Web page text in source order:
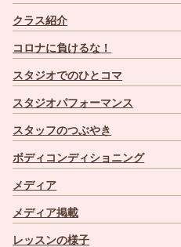
クラス紹介
コロナに負けるな！
スタジオでのひとコマ
スタジオパフォーマンス
スタッフのつぶやき
ボディコンディショニング
メディア
メディア掲載
レッスンの様子